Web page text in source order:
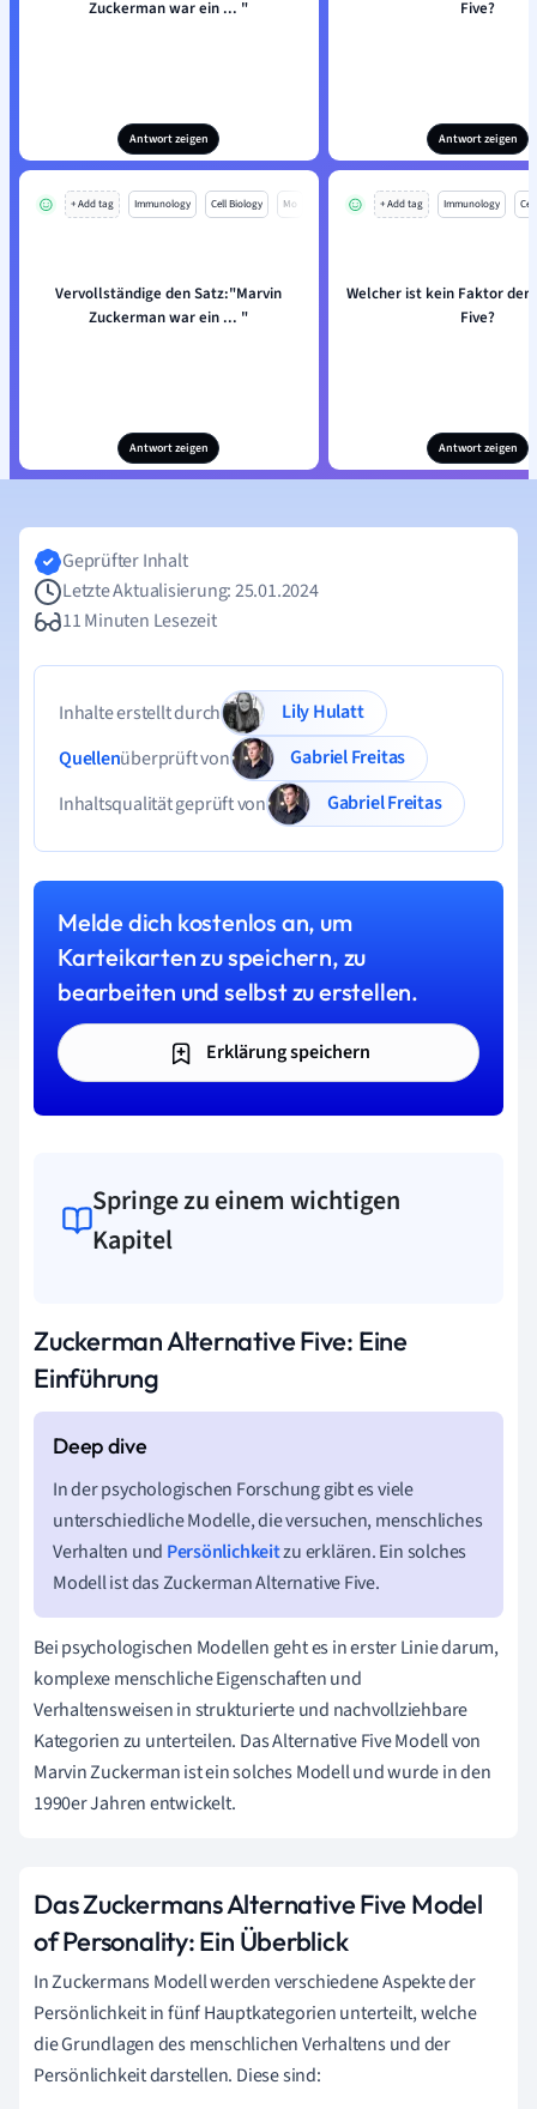
Zuckerman war ein ... "
Antwort zeigen
Five?
Antwort zeigen
+ Add tag Immunology Cell Biology Mo
Vervollständige den Satz:"Marvin
Zuckerman war ein ... "
Antwort zeigen
+ Add tag Immunology
Welcher ist kein Faktor der
Five?
Antwort zeigen
Geprüfter Inhalt
Letzte Aktualisierung: 25.01.2024
11 Minuten Lesezeit
Inhalte erstellt durch
Lily Hulatt
Quellenüberprüft von
Gabriel Freitas
Inhaltsqualität geprüft von
Gabriel Freitas
Melde dich kostenlos an, um
Karteikarten zu speichern, zu
bearbeiten und selbst zu erstellen.
Erklärung speichern
Springe zu einem wichtigen
Kapitel
Zuckerman Alternative Five: Eine
Einführung
In der psychologischen Forschung gibt es viele
unterschiedliche Modelle, die versuchen, menschliches
Verhalten und Persönlichkeitzu erklären. Ein solches
Modell ist das Zuckerman Alternative Five.
Bei psychologischen Modellen geht es in erster Linie darum,
komplexe menschliche Eigenschaften und
Verhaltensweisen in strukturierte und nachvollziehbare
Kategorien zu unterteilen. Das Alternative Five Modell von
Marvin Zuckerman ist ein solches Modell und wurde in den
1990er Jahren entwickelt.
Das Zuckermans Alternative Five Model
of Personality: Ein Überblick
In Zuckermans Modell werden verschiedene Aspekte der
Persönlichkeit in fünf Hauptkategorien unterteilt, welche
die Grundlagen des menschlichen Verhaltens und der
Persönlichkeit darstellen. Diese sind: